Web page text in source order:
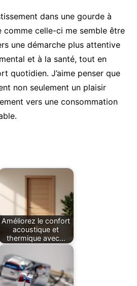
dans une gourde à
comme celle-ci me semble être
une démarche plus attentive
et à la santé, tout en
quotidien. J’aime penser que
non seulement un plaisir
vers une consommation
Améliorez le confort
acoustique et
thermique avec…